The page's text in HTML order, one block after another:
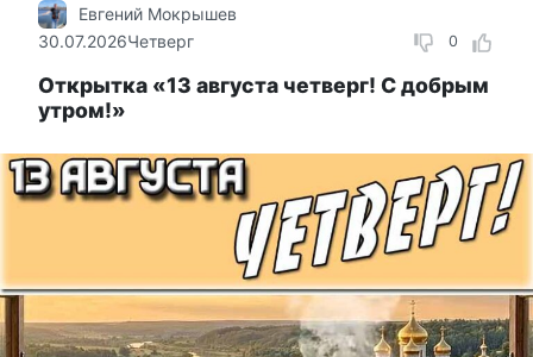
0
Евгений Мокрышев
30.07.2026Четверг
Открытка «13 августа четверг! С добрым
утром!»